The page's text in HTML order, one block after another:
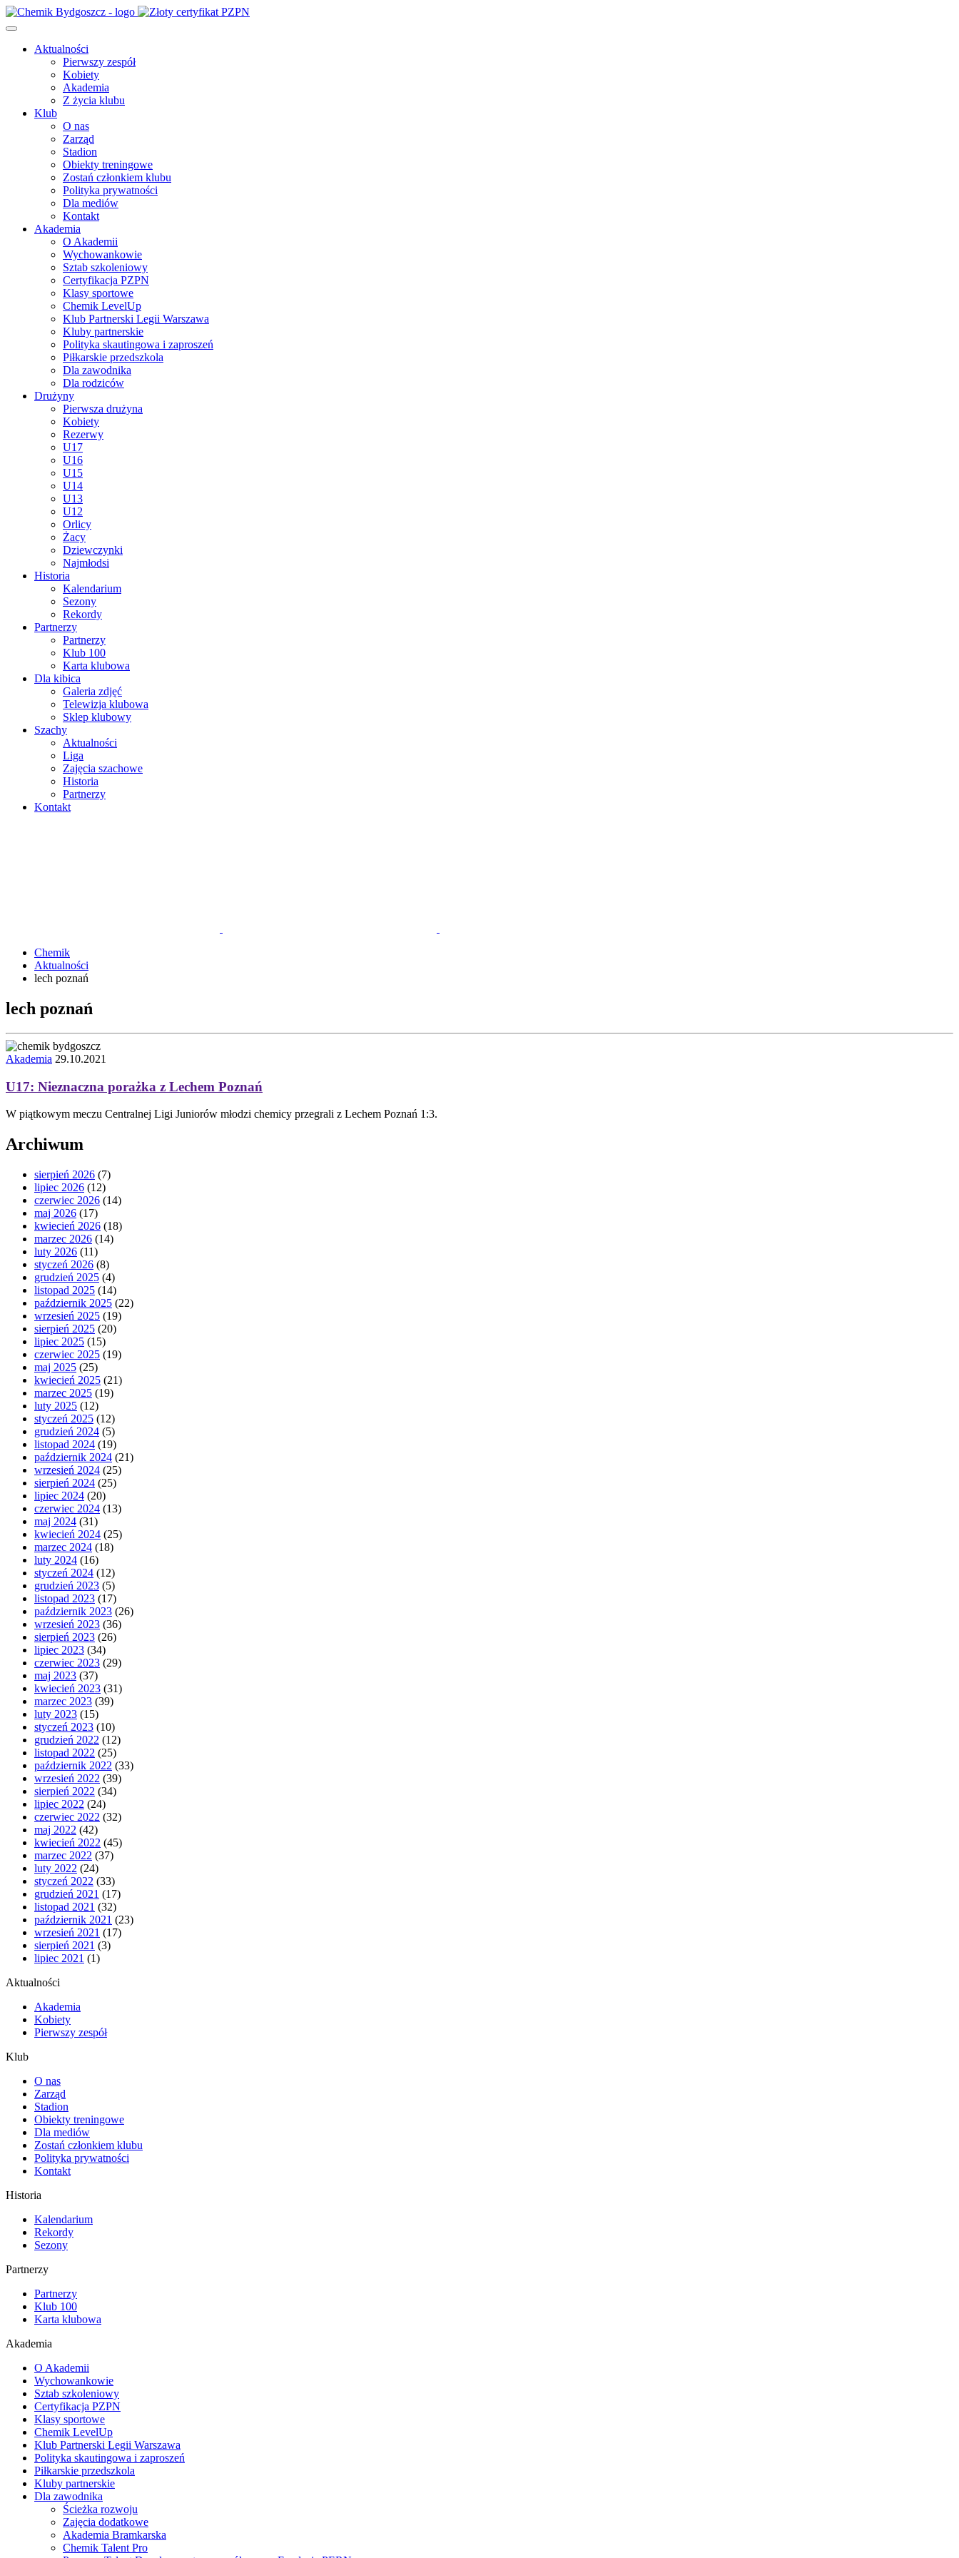
Aktualności
Pierwszy zespół
Kobiety
Akademia
Z życia klubu
Klub
O nas
Zarząd
Stadion
Obiekty treningowe
Zostań członkiem klubu
Polityka prywatności
Dla mediów
Kontakt
Akademia
O Akademii
Wychowankowie
Sztab szkoleniowy
Certyfikacja PZPN
Klasy sportowe
Chemik LevelUp
Klub Partnerski Legii Warszawa
Kluby partnerskie
Polityka skautingowa i zaproszeń
Piłkarskie przedszkola
Dla zawodnika
Dla rodziców
Drużyny
Pierwsza drużyna
Kobiety
Rezerwy
U17
U16
U15
U14
U13
U12
Orlicy
Żacy
Dziewczynki
Najmłodsi
Historia
Kalendarium
Sezony
Rekordy
Partnerzy
Partnerzy
Klub 100
Karta klubowa
Dla kibica
Galeria zdjęć
Telewizja klubowa
Sklep klubowy
Szachy
Aktualności
Liga
Zajęcia szachowe
Historia
Partnerzy
Kontakt
Chemik
Aktualności
lech poznań
lech poznań
Akademia 29.10.2021
U17: Nieznaczna porażka z Lechem Poznań
W piątkowym meczu Centralnej Ligi Juniorów młodzi chemicy przegrali z Lechem Poznań 1:3.
Archiwum
sierpień 2026 (7)
lipiec 2026 (12)
czerwiec 2026 (14)
maj 2026 (17)
kwiecień 2026 (18)
marzec 2026 (14)
luty 2026 (11)
styczeń 2026 (8)
grudzień 2025 (4)
listopad 2025 (14)
październik 2025 (22)
wrzesień 2025 (19)
sierpień 2025 (20)
lipiec 2025 (15)
czerwiec 2025 (19)
maj 2025 (25)
kwiecień 2025 (21)
marzec 2025 (19)
luty 2025 (12)
styczeń 2025 (12)
grudzień 2024 (5)
listopad 2024 (19)
październik 2024 (21)
wrzesień 2024 (25)
sierpień 2024 (25)
lipiec 2024 (20)
czerwiec 2024 (13)
maj 2024 (31)
kwiecień 2024 (25)
marzec 2024 (18)
luty 2024 (16)
styczeń 2024 (12)
grudzień 2023 (5)
listopad 2023 (17)
październik 2023 (26)
wrzesień 2023 (36)
sierpień 2023 (26)
lipiec 2023 (34)
czerwiec 2023 (29)
maj 2023 (37)
kwiecień 2023 (31)
marzec 2023 (39)
luty 2023 (15)
styczeń 2023 (10)
grudzień 2022 (12)
listopad 2022 (25)
październik 2022 (33)
wrzesień 2022 (39)
sierpień 2022 (34)
lipiec 2022 (24)
czerwiec 2022 (32)
maj 2022 (42)
kwiecień 2022 (45)
marzec 2022 (37)
luty 2022 (24)
styczeń 2022 (33)
grudzień 2021 (17)
listopad 2021 (32)
październik 2021 (23)
wrzesień 2021 (17)
sierpień 2021 (3)
lipiec 2021 (1)
Aktualności
Akademia
Kobiety
Pierwszy zespół
Klub
O nas
Zarząd
Stadion
Obiekty treningowe
Dla mediów
Zostań członkiem klubu
Polityka prywatności
Kontakt
Historia
Kalendarium
Rekordy
Sezony
Partnerzy
Partnerzy
Klub 100
Karta klubowa
Akademia
O Akademii
Wychowankowie
Sztab szkoleniowy
Certyfikacja PZPN
Klasy sportowe
Chemik LevelUp
Klub Partnerski Legii Warszawa
Polityka skautingowa i zaproszeń
Piłkarskie przedszkola
Kluby partnerskie
Dla zawodnika
Ścieżka rozwoju
Zajęcia dodatkowe
Akademia Bramkarska
Chemik Talent Pro